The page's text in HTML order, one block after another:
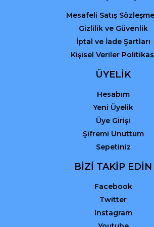
Mesafeli Satış
Gizlilik ve Güvenlik
İptal ve İade Şartları
Kişisel Veriler
ÜYELİK
Hesabım
Yeni Üyelik
Üye Girişi
Şifremi Unuttum
Sepetiniz
BİZİ TAKİP EDİN
Facebook
Twitter
Instagram